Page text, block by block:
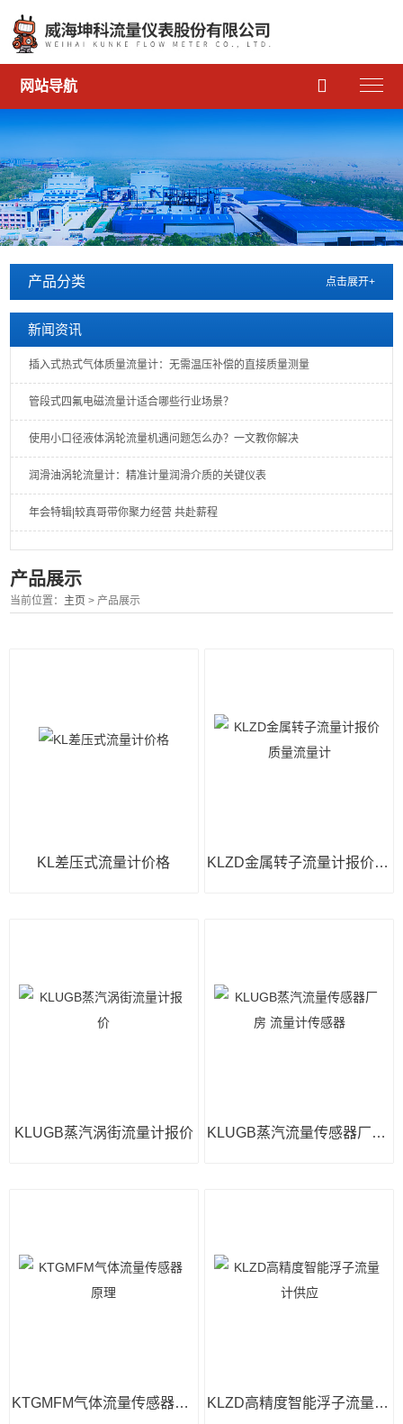
网站导航 
产品分类 点击展开+
新闻资讯
插入式热式气体质量流量计：无需温压补偿的直接质量测量
管段式四氟电磁流量计适合哪些行业场景？
使用小口径液体涡轮流量机遇问题怎么办？一文教你解决
润滑油涡轮流量计：精准计量润滑介质的关键仪表
年会特辑|较真哥带你聚力经营 共赴薪程
产品展示
当前位置： 主页 > 产品展示
KL差压式流量计价格 KLZD金属转子流量计报价 质量流量计
KLUGB蒸汽涡街流量计报价 KLUGB蒸汽流量传感器厂房 流量计传感器
KTGMFM气体流量传感器原理 KLZD高精度智能浮子流量计供应